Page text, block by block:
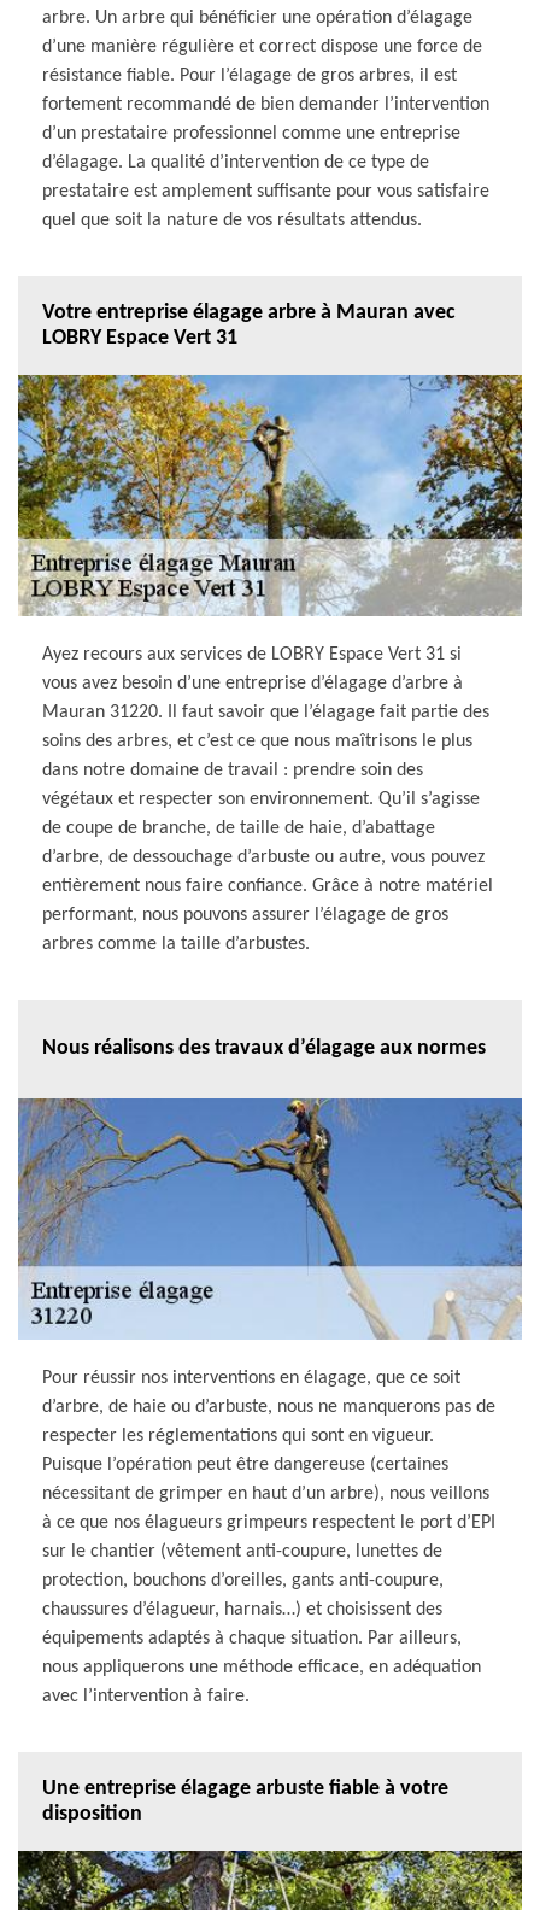
arbre. Un arbre qui bénéficier une opération d’élagage
d’une manière régulière et correct dispose une force de
résistance fiable. Pour l’élagage de gros arbres, il est
fortement recommandé de bien demander l’intervention
d’un prestataire professionnel comme une entreprise
d’élagage. La qualité d’intervention de ce type de
prestataire est amplement suffisante pour vous satisfaire
quel que soit la nature de vos résultats attendus.
Votre entreprise élagage arbre à Mauran avec
LOBRY Espace Vert 31
Ayez recours aux services de LOBRY Espace Vert 31 si
vous avez besoin d’une entreprise d’élagage d’arbre à
Mauran 31220. Il faut savoir que l’élagage fait partie des
soins des arbres, et c’est ce que nous maîtrisons le plus
dans notre domaine de travail : prendre soin des
végétaux et respecter son environnement. Qu’il s’agisse
de coupe de branche, de taille de haie, d’abattage
d’arbre, de dessouchage d’arbuste ou autre, vous pouvez
entièrement nous faire confiance. Grâce à notre matériel
performant, nous pouvons assurer l’élagage de gros
arbres comme la taille d’arbustes.
Nous réalisons des travaux d’élagage aux normes
Pour réussir nos interventions en élagage, que ce soit
d’arbre, de haie ou d’arbuste, nous ne manquerons pas de
respecter les réglementations qui sont en vigueur.
Puisque l’opération peut être dangereuse (certaines
nécessitant de grimper en haut d’un arbre), nous veillons
à ce que nos élagueurs grimpeurs respectent le port d’EPI
sur le chantier (vêtement anti-coupure, lunettes de
protection, bouchons d’oreilles, gants anti-coupure,
chaussures d’élagueur, harnais…) et choisissent des
équipements adaptés à chaque situation. Par ailleurs,
nous appliquerons une méthode efficace, en adéquation
avec l’intervention à faire.
Une entreprise élagage arbuste fiable à votre
disposition